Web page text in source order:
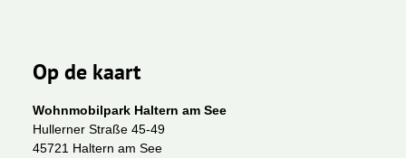
Op de kaart
Wohnmobilpark Haltern am See
Hullerner Straße 45-49
45721 Haltern am See